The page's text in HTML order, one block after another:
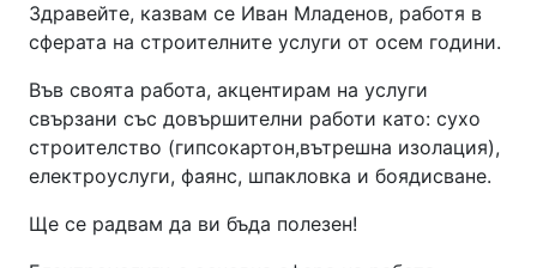
Здравейте, казвам се Иван Младенов, работя в
сферата на строителните услуги от осем години.
Във своята работа, акцентирам на услуги
свързани със довършителни работи като: сухо
строителство (гипсокартон,вътрешна изолация),
електроуслуги, фаянс, шпакловка и боядисване.
Ще се радвам да ви бъда полезен!